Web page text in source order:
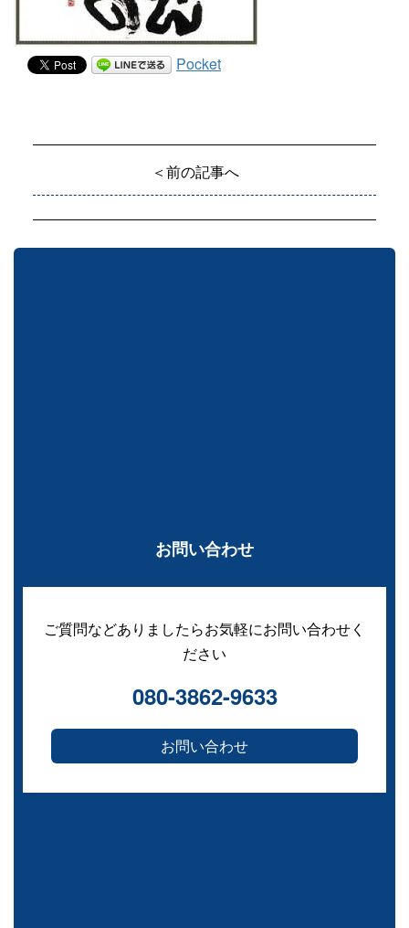
Pocket
＜前の記事へ
お問い合わせ
ご質問などありましたらお気軽にお問い合わせく
ださい
080-3862-9633
お問い合わせ